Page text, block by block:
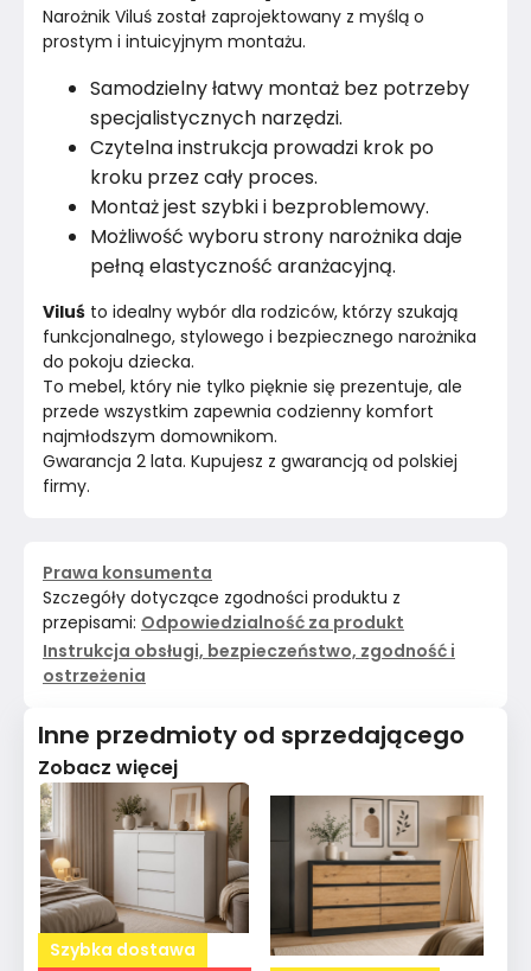
Narożnik Viluś został zaprojektowany z myślą o
prostym i intuicyjnym montażu.
Samodzielny łatwy montaż bez potrzeby
specjalistycznych narzędzi.
Czytelna instrukcja prowadzi krok po
kroku przez cały proces.
Montaż jest szybki i bezproblemowy.
Możliwość wyboru strony narożnika daje
pełną elastyczność aranżacyjną.
Viluś to idealny wybór dla rodziców, którzy szukają
funkcjonalnego, stylowego i bezpiecznego narożnika
do pokoju dziecka.
To mebel, który nie tylko pięknie się prezentuje, ale
przede wszystkim zapewnia codzienny komfort
najmłodszym domownikom.
Gwarancja 2 lata. Kupujesz z gwarancją od polskiej
firmy.
Prawa konsumenta
Szczegóły dotyczące zgodności produktu z
przepisami: Odpowiedzialność za produkt
Instrukcja obsługi, bezpieczeństwo, zgodność i
ostrzeżenia
Inne przedmioty od sprzedającego
Zobacz więcej
Szybka dostawa